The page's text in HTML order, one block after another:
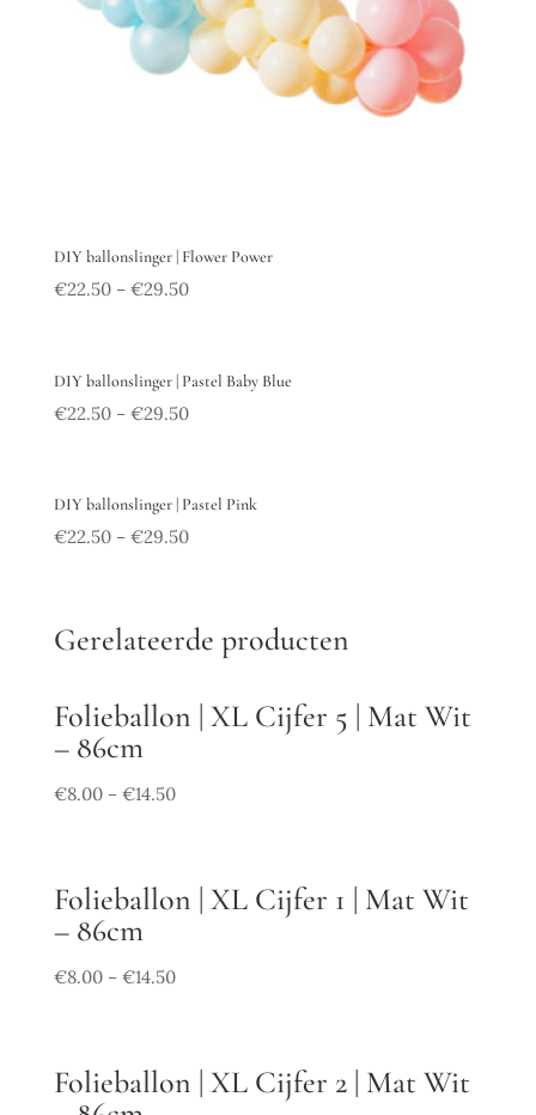
DIY ballonslinger | Flower Power
€22.50– €29.50
DIY ballonslinger | Pastel Baby Blue
€22.50– €29.50
DIY ballonslinger | Pastel Pink
€22.50– €29.50
Gerelateerde producten
Folieballon | XL Cijfer 5 | Mat Wit
– 86cm
€8.00– €14.50
Folieballon | XL Cijfer 1 | Mat Wit
– 86cm
€8.00– €14.50
Folieballon | XL Cijfer 2 | Mat Wit